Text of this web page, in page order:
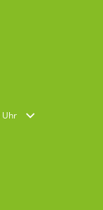
Uhr